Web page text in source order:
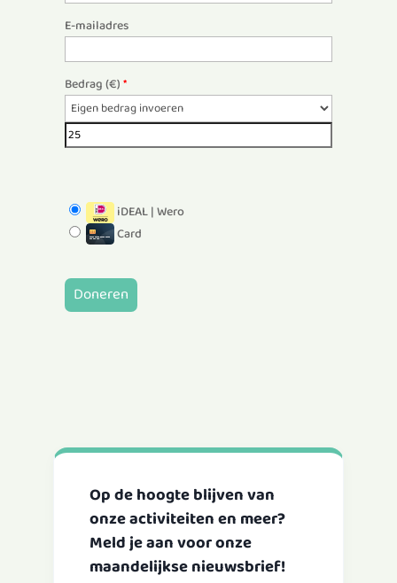
E-mailadres
Bedrag (€)*
iDEAL | Wero
Card
Op de hoogte blijven van
onze activiteiten en meer?
Meld je aan voor onze
maandelijkse nieuwsbrief!